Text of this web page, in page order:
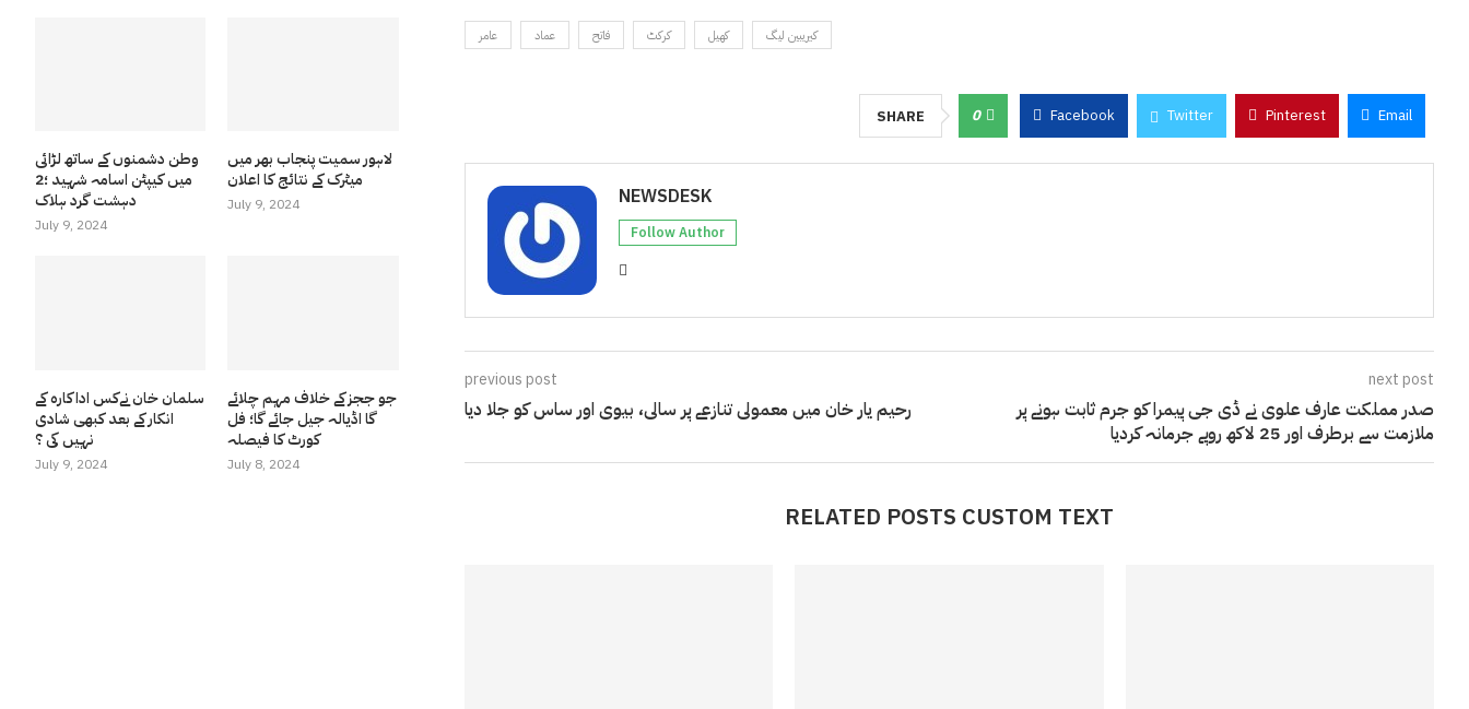
عامر عماد فاتح کرکٹ کھیل کیریبین لیگ
SHARE 0 Facebook Twitter Pinterest Email
NEWSDESK
Follow Author
previous post
رحیم یار خان میں معمولی تنازعے پر سالی، بیوی اور ساس کو جلا دیا
next post
صدر مملکت عارف علوی نے ڈی جی پیمرا کو جرم ثابت ہونے پر
ملازمت سے برطرف اور 25 لاکھ روپے جرمانہ کردیا
RELATED POSTS CUSTOM TEXT
وطن دشمنوں کے ساتھ لڑائی
میں کیپٹن اسامہ شہید ؛2
دہشت گرد ہلاک
July 9, 2024
لاہور سمیت پنجاب بھر میں
میٹرک کے نتائج کا اعلان
July 9, 2024
سلمان خان نےکس اداکارہ کے
انکار کے بعد کبھی شادی
نہیں کی ؟
July 9, 2024
جو ججز کے خلاف مہم چلائے
گا اڈیالہ جیل جائے گا؛ فل
کورٹ کا فیصلہ
July 8, 2024